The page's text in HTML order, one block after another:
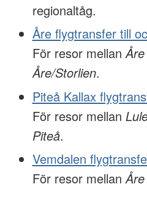
regionaltåg.
Åre flygtransfer till
För resor mellan
Åre/Storlien.
Piteå Kallax
För resor mellan
Piteå.
Vemdalen
För resor mellan